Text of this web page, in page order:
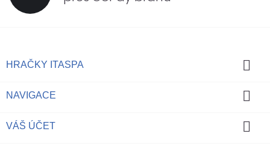
HRAČKY ITASPA 
NAVIGACE 
VÁŠ ÚČET 